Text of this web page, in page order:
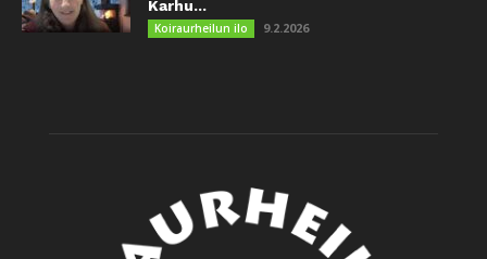
Karhu...
Koiraurheilun ilo 9.2.2026